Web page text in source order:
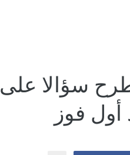
سؤالا على
أول فوز